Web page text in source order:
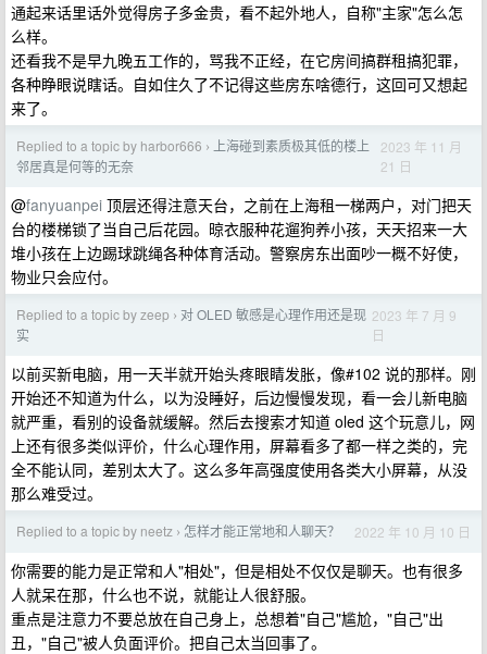
通起来话里话外觉得房子多金贵，看不起外地人，自称"主家"怎么怎
么样。
还看我不是早九晚五工作的，骂我不正经，在它房间搞群租搞犯罪，
各种睁眼说瞎话。自如住久了不记得这些房东啥德行，这回可又想起
来了。
Replied to a topic by harbor666 ›
上海碰到素质极其低的楼上
邻居真是何等的无奈
2023 年 11 月
21 日
@fanyuanpei 顶层还得注意天台，之前在上海租一梯两户，对门把天
台的楼梯锁了当自己后花园。晾衣服种花遛狗养小孩，天天招来一大
堆小孩在上边踢球跳绳各种体育活动。警察房东出面吵一概不好使，
物业只会应付。
Replied to a topic by zeep › 对 OLED 敏感是心理作用还是现
实
2023 年 7 月 9
日
以前买新电脑，用一天半就开始头疼眼睛发胀，像#102 说的那样。刚
开始还不知道为什么，以为没睡好，后边慢慢发现，看一会儿新电脑
就严重，看别的设备就缓解。然后去搜索才知道 oled 这个玩意儿，网
上还有很多类似评价，什么心理作用，屏幕看多了都一样之类的，完
全不能认同，差别太大了。这么多年高强度使用各类大小屏幕，从没
那么难受过。
Replied to a topic by neetz › 怎样才能正常地和人聊天？ 2022 年 10 月 10 日
你需要的能力是正常和人"相处"，但是相处不仅仅是聊天。也有很多
人就呆在那，什么也不说，就能让人很舒服。
重点是注意力不要总放在自己身上，总想着"自己"尴尬，"自己"出
丑，"自己"被人负面评价。把自己太当回事了。